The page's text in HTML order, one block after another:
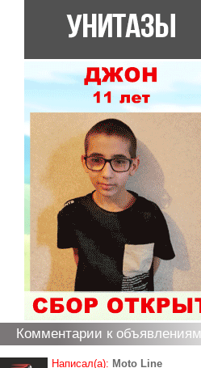
Комментарии к объявлениям
Написал(а): Moto Line